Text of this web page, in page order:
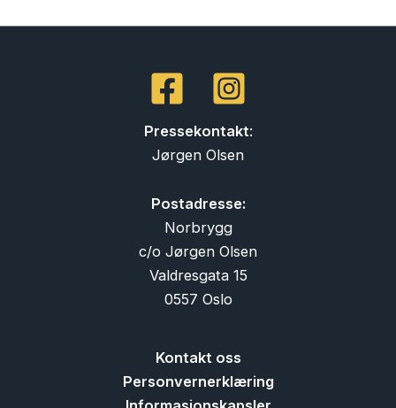
Pressekontakt:
Jørgen Olsen
Postadresse:
Norbrygg
c/o Jørgen Olsen
Valdresgata 15
0557 Oslo
Kontakt oss
Personvernerklæring